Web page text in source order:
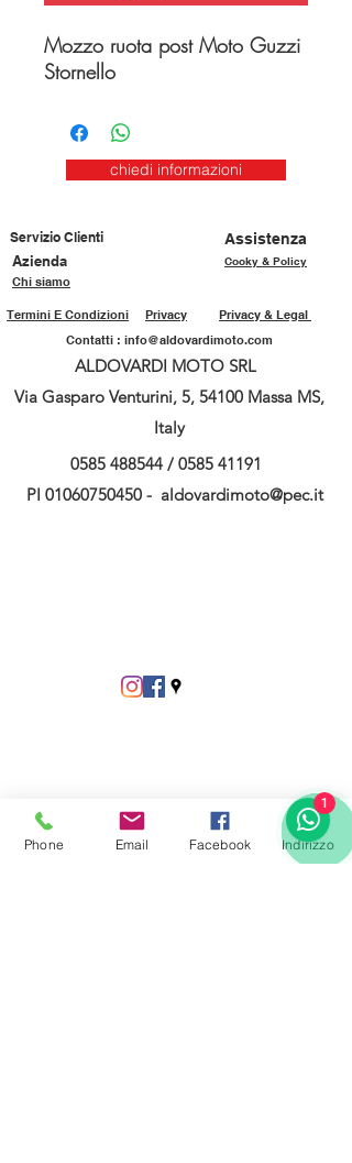
Mozzo ruota post Moto Guzzi
Stornello
chiedi informazioni
Servizio Clienti
Assistenza
Azienda
Cooky & Policy
Chi siamo
Privacy & Legal
Privacy
Termini E Condizioni
Contatti : info@aldovardimoto.com
ALDOVARDI MOTO SRL
Via Gasparo Venturini, 5, 54100 Massa MS,
Italy
0585 488544 / 0585 41191
PI 01060750450 - aldovardimoto@pec.it
Phone Email Facebook Indirizzo
1